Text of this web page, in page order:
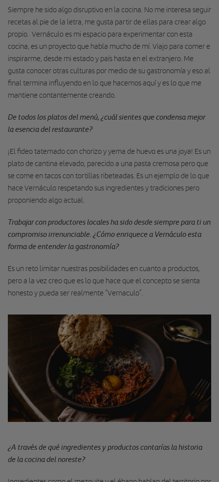
Siempre he sido algo disruptivo en la cocina. No me interesa seguir
recetas al pie de la letra, me gusta partir de ellas para crear algo
propio. Vernáculo es mi espacio para experimentar con esta
cocina, es un proyecto que habla mucho de mí. Viajo para comer e
inspirarme, desde mi estado y país hasta en el extranjero. Me
gusta conocer otras culturas por medio de su gastronomía y eso al
final termina influyendo en lo que hacemos aquí y es lo que me
mantiene contantemente creando.
De todos los platos del menú, ¿cuál sientes que condensa mejor
la esencia del restaurante?
¡El fideo tatemado con chorizo y yema de huevo es una joya! Es un
plato de cantina elevado, parecido a una pasta cremosa pero que
se come en tacos con tortillas ribeteadas. Es un ejemplo de lo que
hace Vernáculo respetando sus ingredientes y tradiciones pero
proponiendo algo actual.
Trabajar con productores locales ha sido desde siempre para ti un
compromiso irrenunciable. ¿Cómo enriquece a Vernáculo esta
forma de entender la gastronomía?
Es un reto limitar nuestras posibilidades en cuanto a productos,
pero a la vez creo que es lo que hace que el concepto se sienta
honesto y pueda ser realmente “Vernaculo”.
¿A través de qué ingredientes y productos contarías la historia
de la cocina del noreste?